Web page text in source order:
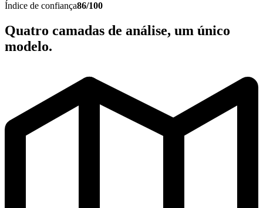
Índice de confiança86/100
Quatro camadas de análise, um único
modelo.